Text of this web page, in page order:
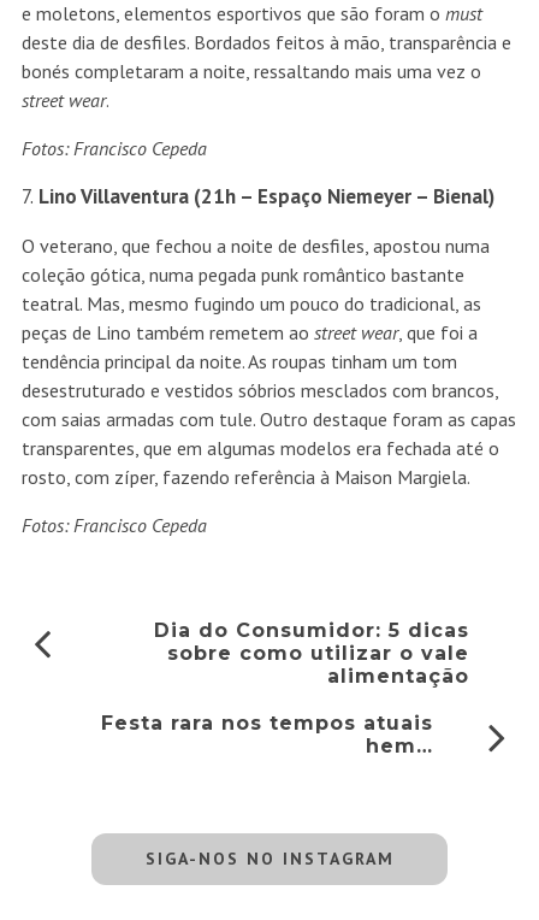
e moletons, elementos esportivos que são foram o must
deste dia de desfiles. Bordados feitos à mão, transparência e
bonés completaram a noite, ressaltando mais uma vez o
street wear.
Fotos: Francisco Cepeda
Lino Villaventura (21h – Espaço Niemeyer – Bienal)
O veterano, que fechou a noite de desfiles, apostou numa
coleção gótica, numa pegada punk romântico bastante
teatral. Mas, mesmo fugindo um pouco do tradicional, as
peças de Lino também remetem ao street wear, que foi a
tendência principal da noite. As roupas tinham um tom
desestruturado e vestidos sóbrios mesclados com brancos,
com saias armadas com tule. Outro destaque foram as capas
transparentes, que em algumas modelos era fechada até o
rosto, com zíper, fazendo referência à Maison Margiela.
Fotos: Francisco Cepeda
Dia do Consumidor: 5 dicas
sobre como utilizar o vale
alimentação
Festa rara nos tempos atuais
hem…
SIGA-NOS NO INSTAGRAM